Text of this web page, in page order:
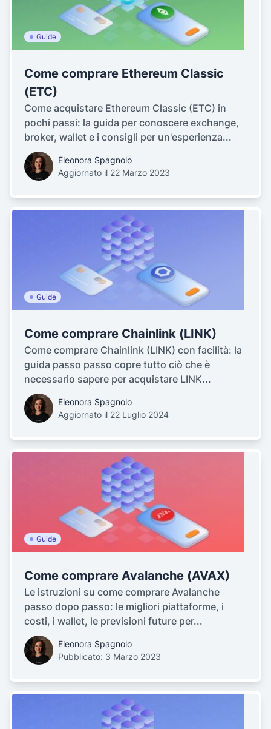
Guide
Come comprare Ethereum Classic
(ETC)
Come acquistare Ethereum Classic (ETC) in
pochi passi: la guida per conoscere exchange,
broker, wallet e i consigli per un'esperienza...
Eleonora Spagnolo
Aggiornato il 22 Marzo 2023
Guide
Come comprare Chainlink (LINK)
Come comprare Chainlink (LINK) con facilità: la
guida passo passo copre tutto ciò che è
necessario sapere per acquistare LINK...
Eleonora Spagnolo
Aggiornato il 22 Luglio 2024
Guide
Come comprare Avalanche (AVAX)
Le istruzioni su come comprare Avalanche
passo dopo passo: le migliori piattaforme, i
costi, i wallet, le previsioni future per...
Eleonora Spagnolo
Pubblicato: 3 Marzo 2023